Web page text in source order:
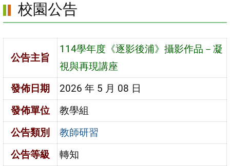
容
區
校園公告
公告主旨
114學年度《逐影後浦》攝影作品－凝
視與再現講座
發佈日期
2026 年 5 月 08 日
發佈單位
教學組
公告類別
教師研習
公告等級
轉知